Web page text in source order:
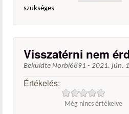
szükséges
Visszatérni nem
Beküldte Norbi6891 - 2021. jún.
Értékelés:
Még nincs értékelve